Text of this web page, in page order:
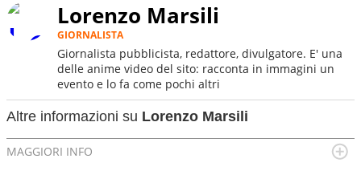
Lorenzo Marsili
GIORNALISTA
Giornalista pubblicista, redattore, divulgatore. E' una
delle anime video del sito: racconta in immagini un
evento e lo fa come pochi altri
Altre informazioni su Lorenzo Marsili
MAGGIORI INFO